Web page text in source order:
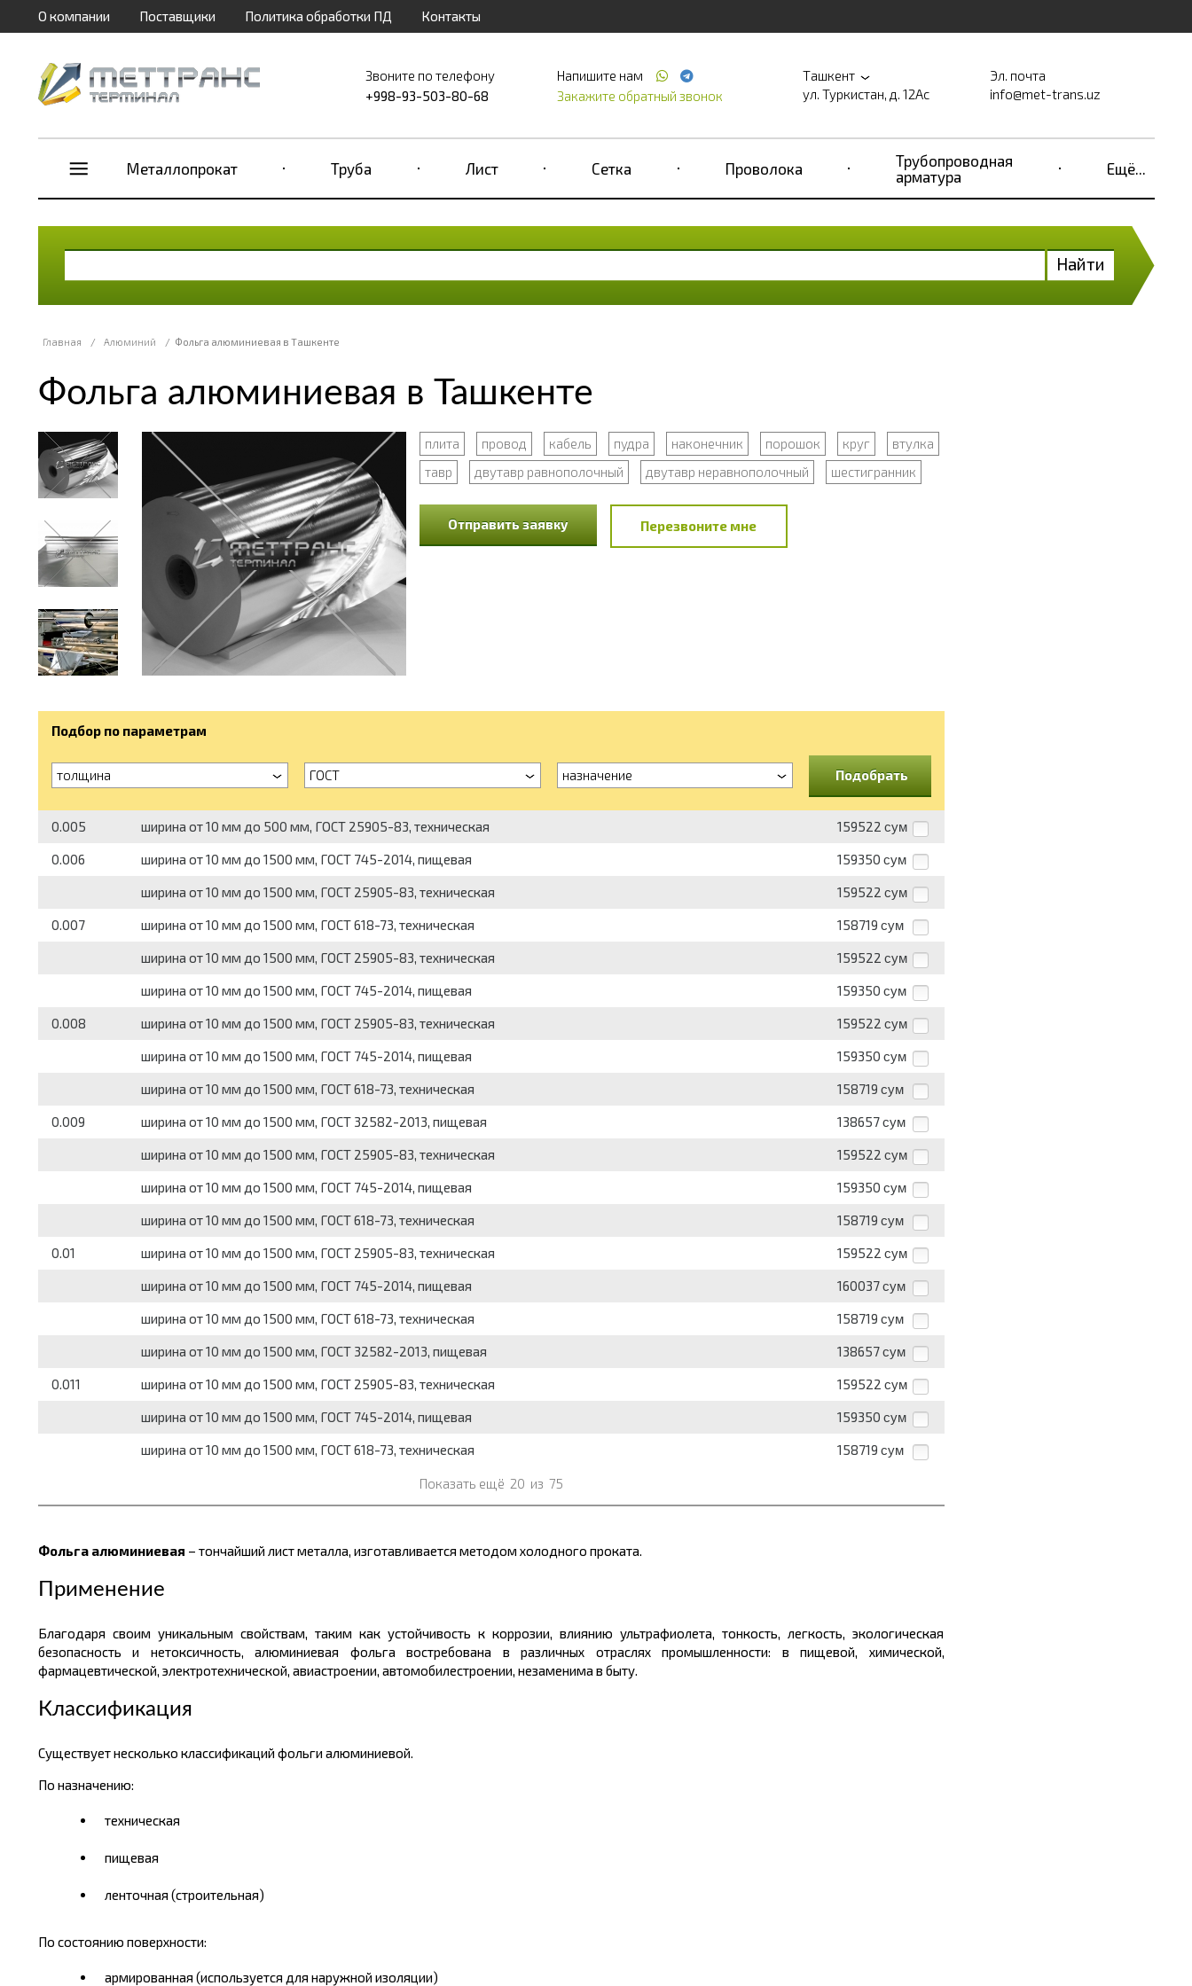
О компании Поставщики Политика обработки ПД Контакты
Звоните по телефону
+998-93-503-80-68
Напишите нам
Закажите обратный звонок
Ташкент
ул. Туркистан, д. 12Ас
Эл. почта
info@met-trans.uz
Металлопрокат Труба Лист Сетка Проволока
Трубопроводная
арматура
Ещё...
Найти
Главная / Алюминий / Фольга алюминиевая в Ташкенте
Фольга алюминиевая в Ташкенте
плита провод кабель пудра наконечник порошок круг
втулка
тавр
двутавр равнополочный двутавр неравнополочный шестигранник
Отправить заявку Перезвоните мне
Подбор по параметрам
толщина ГОСТ назначение Подобрать
0.005 ширина от 10 мм до 500 мм, ГОСТ 25905-83, техническая 159522 сум
0.006 ширина от 10 мм до 1500 мм, ГОСТ 745-2014, пищевая 159350 сум
ширина от 10 мм до 1500 мм, ГОСТ 25905-83, техническая 159522 сум
0.007 ширина от 10 мм до 1500 мм, ГОСТ 618-73, техническая 158719 сум
ширина от 10 мм до 1500 мм, ГОСТ 25905-83, техническая 159522 сум
ширина от 10 мм до 1500 мм, ГОСТ 745-2014, пищевая 159350 сум
0.008 ширина от 10 мм до 1500 мм, ГОСТ 25905-83, техническая 159522 сум
ширина от 10 мм до 1500 мм, ГОСТ 745-2014, пищевая 159350 сум
ширина от 10 мм до 1500 мм, ГОСТ 618-73, техническая 158719 сум
0.009 ширина от 10 мм до 1500 мм, ГОСТ 32582-2013, пищевая 138657 сум
ширина от 10 мм до 1500 мм, ГОСТ 25905-83, техническая 159522 сум
ширина от 10 мм до 1500 мм, ГОСТ 745-2014, пищевая 159350 сум
ширина от 10 мм до 1500 мм, ГОСТ 618-73, техническая 158719 сум
0.01 ширина от 10 мм до 1500 мм, ГОСТ 25905-83, техническая 159522 сум
ширина от 10 мм до 1500 мм, ГОСТ 745-2014, пищевая 160037 сум
ширина от 10 мм до 1500 мм, ГОСТ 618-73, техническая 158719 сум
ширина от 10 мм до 1500 мм, ГОСТ 32582-2013, пищевая 138657 сум
0.011 ширина от 10 мм до 1500 мм, ГОСТ 25905-83, техническая 159522 сум
ширина от 10 мм до 1500 мм, ГОСТ 745-2014, пищевая 159350 сум
ширина от 10 мм до 1500 мм, ГОСТ 618-73, техническая 158719 сум
Показать ещё 20 из 75
Фольга алюминиевая – тончайший лист металла, изготавливается методом холодного проката.
Применение
Благодаря своим уникальным свойствам, таким как устойчивость к коррозии, влиянию ультрафиолета, тонкость, легкость, экологическая
безопасность и нетоксичность, алюминиевая фольга востребована в различных отраслях промышленности: в пищевой, химической,
фармацевтической, электротехнической, авиастроении, автомобилестроении, незаменима в быту.
Классификация
Существует несколько классификаций фольги алюминиевой.
По назначению:
техническая
пищевая
ленточная (строительная)
По состоянию поверхности:
армированная (используется для наружной изоляции)